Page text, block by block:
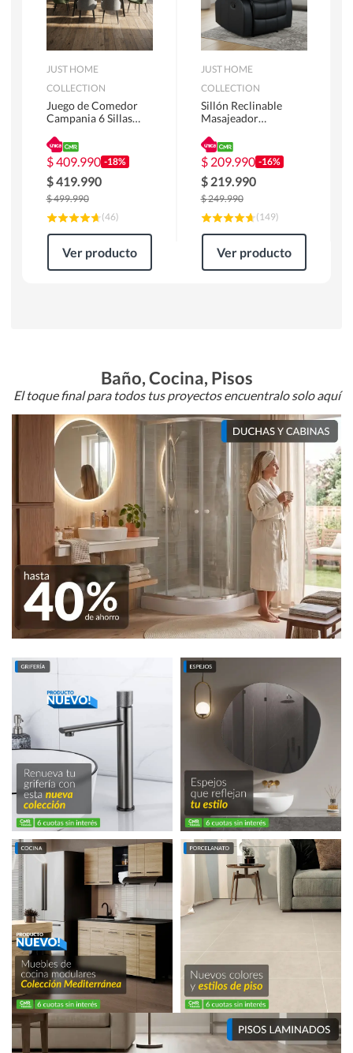
JUST HOME
COLLECTION
Juego de Comedor
Campania 6 Sillas
180 x 90 x 76 cm
Café
$409.990 -18%
$419.990
$499.990
(46)
Ver producto
JUST HOME
COLLECTION
Sillón Reclinable
Masajeador
Atlanta 91x101x94
cm Negro
$ 209.990 -16%
$ 219.990
$249.990
(149)
Ver producto
Baño, Cocina, Pisos
El toque final para todos tus proyectos encuentralo solo aquí